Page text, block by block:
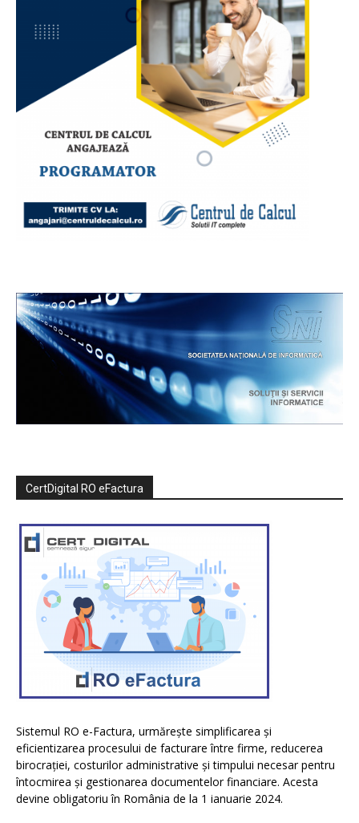
CertDigital RO eFactura
Sistemul RO e-Factura, urmărește simplificarea și
eficientizarea procesului de facturare între firme, reducerea
birocrației, costurilor administrative și timpului necesar pentru
întocmirea și gestionarea documentelor financiare. Acesta
devine obligatoriu în România de la 1 ianuarie 2024.